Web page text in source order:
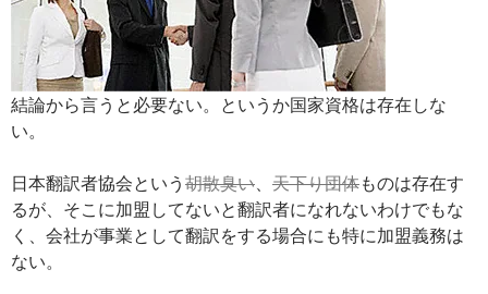
結論から言うと必要ない。というか国家資格は存在しな
い。
日本翻訳者協会という 胡散臭い 天下り団体ものは存在す
るが、そこに加盟してないと翻訳者になれないわけでもな
く、会社が事業として翻訳をする場合にも特に加盟義務は
ない。